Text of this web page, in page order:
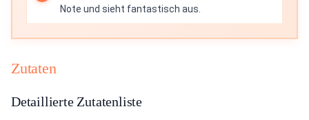
Note und sieht fantastisch aus.
Zutaten
Detaillierte Zutatenliste